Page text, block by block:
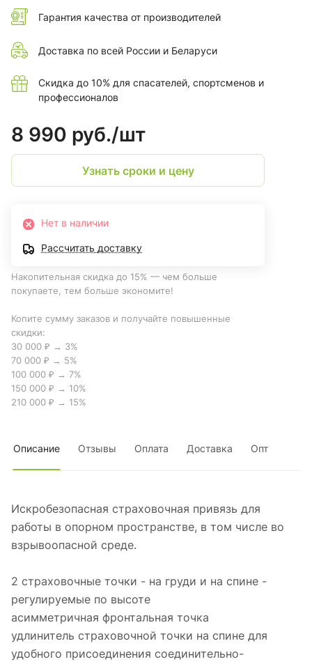
Гарантия качества от производителей
Доставка по всей России и Беларуси
Скидка до 10% для спасателей, спортсменов и
профессионалов
8 990 руб./шт
Узнать сроки и цену
Нет в наличии
Рассчитать доставку
Накопительная скидка до 15% — чем больше
покупаете, тем больше экономите!
Копите сумму заказов и получайте повышенные
скидки:
30 000 ₽ → 3%
70 000 ₽ → 5%
100 000 ₽ → 7%
150 000 ₽ → 10%
210 000 ₽ → 15%
Описание Отзывы Оплата Доставка Опт
Искробезопасная страховочная привязь для
работы в опорном пространстве, в том числе во
взрывоопасной среде.
2 страховочные точки - на груди и на спине -
регулируемые по высоте
асимметричная фронтальная точка
удлинитель страховочной точки на спине для
удобного присоединения соединительно-